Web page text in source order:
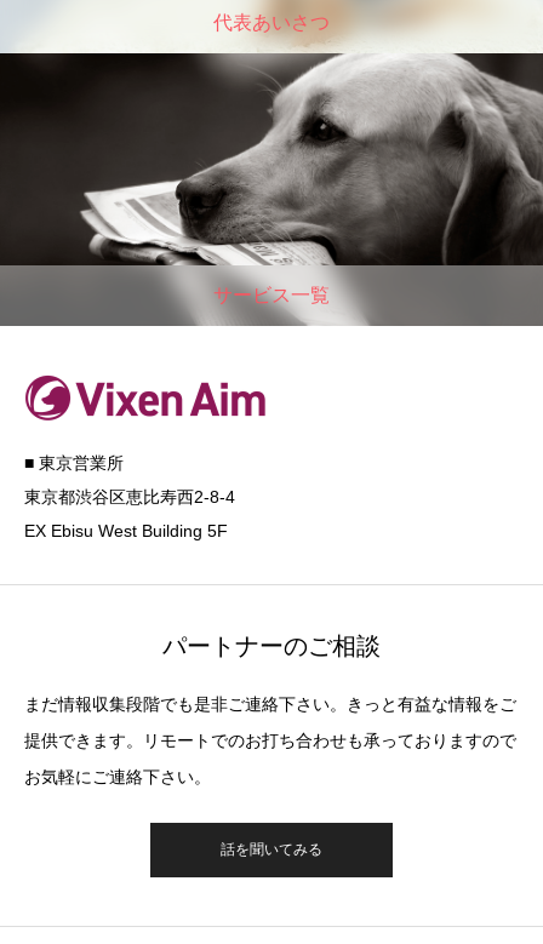
代表あいさつ
サービス一覧
■ 東京営業所
東京都渋谷区恵比寿西2-8-4
EX Ebisu West Building 5F
パートナーのご相談
まだ情報収集段階でも是非ご連絡下さい。きっと有益な情報をご
提供できます。リモートでのお打ち合わせも承っておりますので
お気軽にご連絡下さい。
話を聞いてみる